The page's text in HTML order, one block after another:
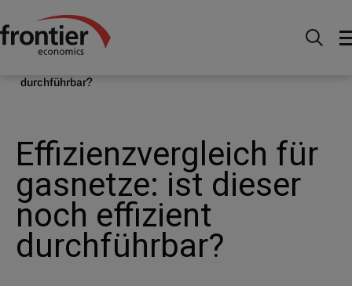
Home Nachrichten & Einblicke
Effizienzvergleich für gasnetze: ist dieser noch effizient
durchführbar?
Effizienzvergleich für
gasnetze: ist dieser
noch effizient
durchführbar?